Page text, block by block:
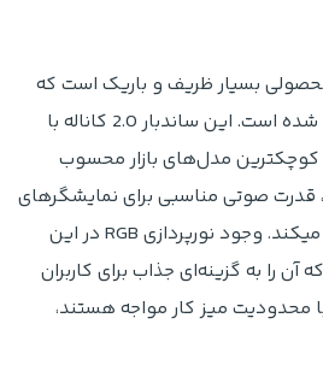
بسیار ظریف و باریک است که
برای مینیمالیست‌ها طراحی شده است. این ساندبار 2.0 کاناله با
از کوچکترین مدل‌های بازار محسوب
با توان 30 وات، قدرت صوتی مناسبی برای نمایشگرهای
کوچک و مانیتورها فراهم میکند. وجود نورپردازی RGB در این
را به گزینه‌ای جذاب برای کاربران
محدودیت میز کار مواجه هستند،